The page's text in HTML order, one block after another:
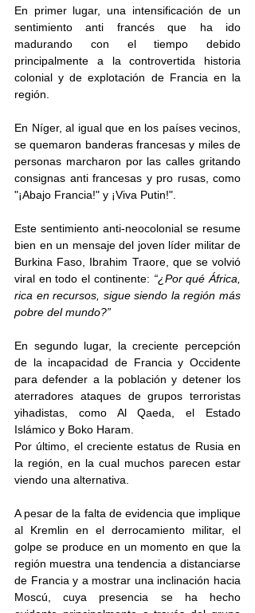
En primer lugar, una intensificación de un
sentimiento anti francés que ha ido
madurando con el tiempo debido
principalmente a la controvertida historia
colonial y de explotación de Francia en la
región.
En Níger, al igual que en los países vecinos,
se quemaron banderas francesas y miles de
personas marcharon por las calles gritando
consignas anti francesas y pro rusas, como
"¡Abajo Francia!" y ¡Viva Putin!".
Este sentimiento anti-neocolonial se resume
bien en un mensaje del joven líder militar de
Burkina Faso, Ibrahim Traore, que se volvió
viral en todo el continente: “¿Por qué África,
rica en recursos, sigue siendo la región más
pobre del mundo?”
En segundo lugar, la creciente percepción
de la incapacidad de Francia y Occidente
para defender a la población y detener los
aterradores ataques de grupos terroristas
yihadistas, como Al Qaeda, el Estado
Islámico y Boko Haram.
Por último, el creciente estatus de Rusia en
la región, en la cual muchos parecen estar
viendo una alternativa.
A pesar de la falta de evidencia que implique
al Kremlin en el derrocamiento militar, el
golpe se produce en un momento en que la
región muestra una tendencia a distanciarse
de Francia y a mostrar una inclinación hacia
Moscú, cuya presencia se ha hecho